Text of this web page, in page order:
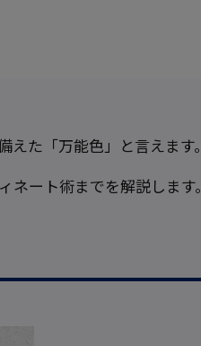
た「万能色」と言えます。
ート術までを解説します。